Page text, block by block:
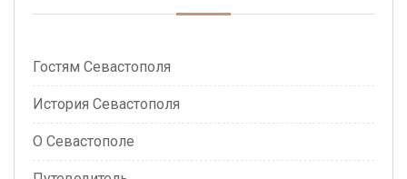
Гостям Севастополя
История Севастополя
О Севастополе